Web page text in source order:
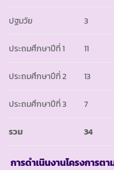
ปฐมวัย 3
ประถมศึกษาปีที่ 1 11
ประถมศึกษาปีที่ 2 13
ประถมศึกษาปีที่ 3 7
รวม 34
การดำเนินงานโครงการตา